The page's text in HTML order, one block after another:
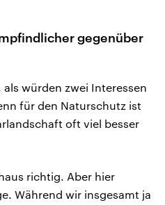
gegenüber
als würden zwei Interessen
für den Naturschutz ist
oft viel besser
richtig. Aber hier
Während wir insgesamt ja